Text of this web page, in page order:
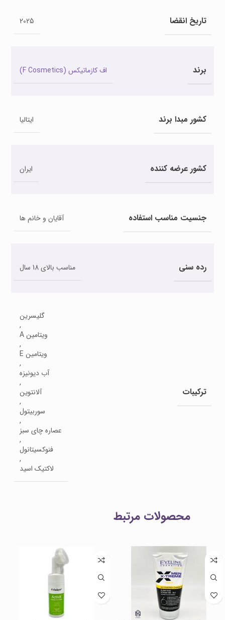
تاریخ انقضا 2025
برند اف کازماتیکس (F Cosmetics)
کشور مبدا برند ایتالیا
کشور عرضه کننده ایران
جنسیت مناسب استفاده آقایان و خانم ها
رده سنی مناسب بالای 18 سال
ترکیبات
گلیسرین
,
ویتامین A
,
ویتامین E
,
آب دیونیزه
,
آلانتوین
,
سوربیتول
,
عصاره چای سبز
,
فنوکسیتانول
,
لاکتیک اسید
محصولات مرتبط